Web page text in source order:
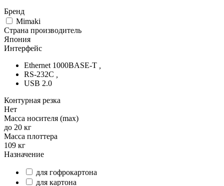
Бренд
Mimaki
Страна производитель
Япония
Интерфейс
Ethernet 1000BASE-T
RS-232C
USB 2.0
Контурная резка
Нет
Масса носителя (max)
до 20 кг
Масса плоттера
109 кг
Назначение
для гофрокартона
для картона